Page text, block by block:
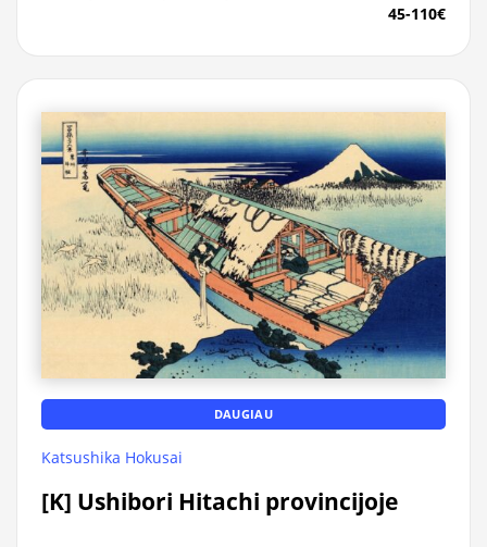
45-110€
DAUGIAU
Katsushika Hokusai
[K] Ushibori Hitachi provincijoje